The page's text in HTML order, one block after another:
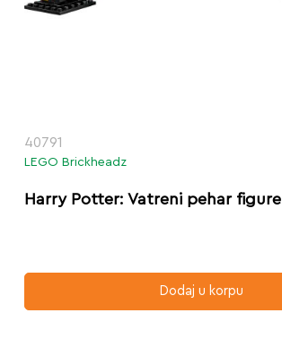
40791
LEGO Brickheadz
Harry Potter: Vatreni pehar figure
Dodaj u korpu